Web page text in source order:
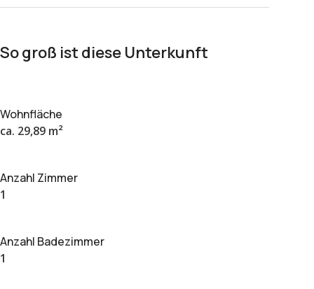
So groß ist diese Unterkunft
Wohnfläche
ca. 29,89 m²
Anzahl Zimmer
1
Anzahl Badezimmer
1